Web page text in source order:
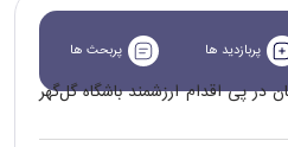
پربازدید ها پربحث ها
در پی اقدام ارزشمند باشگاه گل‌گهر